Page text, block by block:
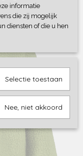
informatie
die zij mogelijk
diensten of die u hen
Selectie toestaan
Nee, niet akkoord